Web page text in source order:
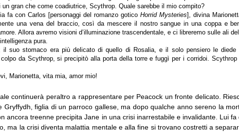
un gran che come coadiutrice, Scythrop. Quale sarebbe il mio compito?
fa con Carlos [personaggi del romanzo goticoHorrid Mysteries ], divina
una vena del braccio, così da mescere il nostro sangue in una coppa e
Allora avremo visioni d’illuminazione trascendentale, e ci libreremo sulle ali
pura.
il suo stomaco era più delicato di quello di Rosalia, e il solo pensiero le diede
da Scythrop, si precipitò alla porta della torre e fuggì per i corridoi. Scythrop
Marionetta, vita mia, amor mio!
continuerà peraltro a rappresentare per Peacock un fronte delicato.
Gryffydh, figlia di un parroco gallese, ma dopo qualche anno sereno la
ancora treenne precipita Jane in una crisi inarrestabile e invalidante. Lui fa
ma la crisi diventa malattia mentale e alla fine si trovano costretti a